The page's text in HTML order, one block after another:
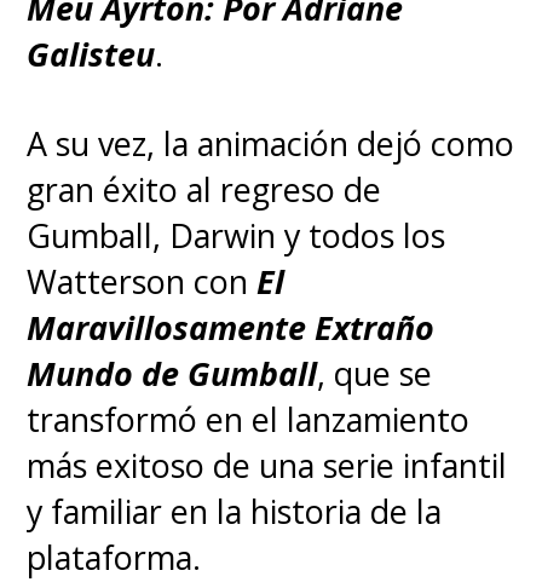
Galisteu.
A su vez, la animación dejó como
gran éxito al regreso de
Gumball, Darwin y todos los
Watterson conEl
Maravillosamente Extraño
Mundo de Gumball, que se
transformó en el lanzamiento
más exitoso de una serie infantil
y familiar en la historia de la
plataforma.